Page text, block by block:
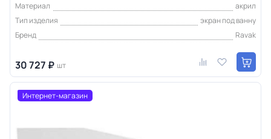
Материал
акрил
Тип изделия
экран под ванну
Бренд
Ravak
30 727 ₽ шт
Интернет-магазин